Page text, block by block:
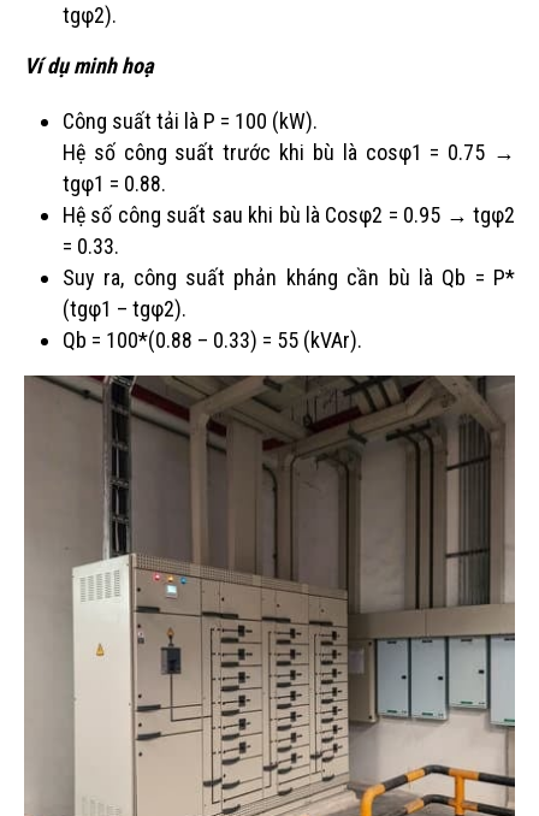
tgφ2).
Ví dụ minh hoạ
Công suất tải là P = 100 (kW).
Hệ số công suất trước khi bù là cosφ1 = 0.75 →
tgφ1 = 0.88.
Hệ số công suất sau khi bù là Cosφ2 = 0.95 → tgφ2
= 0.33.
Suy ra, công suất phản kháng cần bù là Qb = P*
(tgφ1 – tgφ2).
Qb = 100*(0.88 – 0.33) = 55 (kVAr).